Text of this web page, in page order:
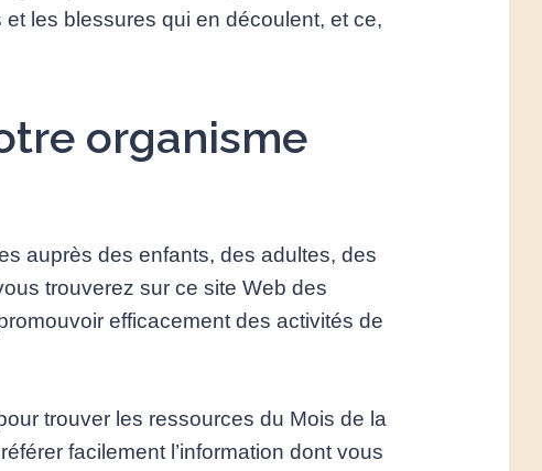
les blessures qui en découlent, et ce,
organisme
auprès des enfants, des adultes, des
trouverez sur ce site Web des
efficacement des activités de
trouver les ressources du Mois de la
facilement l’information dont vous